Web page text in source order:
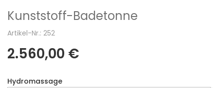
Kunststoff-Badetonne
Artikel-Nr.: 252
2.560,00 €
Hydromassage